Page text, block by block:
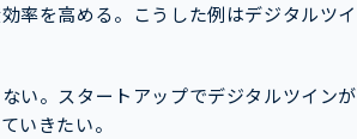
率を高める。こうした例はデジタルツイ
い。スタートアップでデジタルツインが
いきたい。